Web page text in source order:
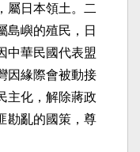
屬日本領土。二
島嶼的殖民，日
中華民國代表盟
因緣際會被動接
主化，解除蔣政
勘亂的國策，尊